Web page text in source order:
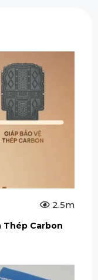
2.5m
Thép Carbon